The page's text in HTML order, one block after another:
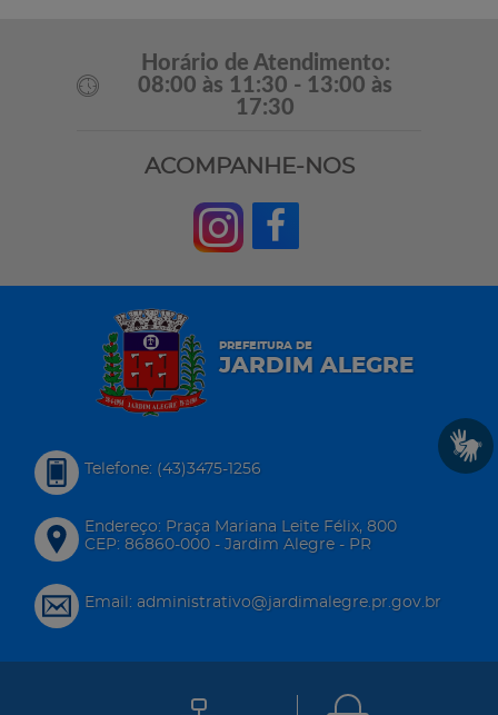
Horário de Atendimento:
08:00 às 11:30 - 13:00 às
17:30
ACOMPANHE-NOS
PREFEITURA DE
JARDIM ALEGRE
Telefone: (43)3475-1256
Endereço: Praça Mariana Leite Félix, 800
CEP: 86860-000 - Jardim Alegre - PR
Email: administrativo@jardimalegre.pr.gov.br